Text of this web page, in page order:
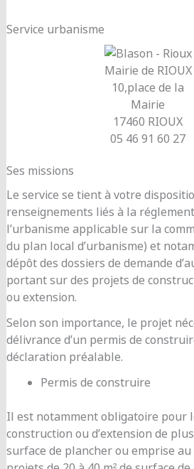
Service urbanisme
Mairie de RIOUX
10,place de la
Mairie
17460 RIOUX
05 46 91 60 27
Ses missions
Le service se tient à votre
renseignements liés à la
l’urbanisme applicable sur la
du plan local d’urbanisme) et
dépôt des dossiers de demande
portant sur des projets de
ou extension.
Selon son importance, le projet
délivrance d’un permis de
déclaration préalable.
Permis de construire
Il est notamment obligatoire pour
construction ou d’extension de plus
surface de plancher ou emprise